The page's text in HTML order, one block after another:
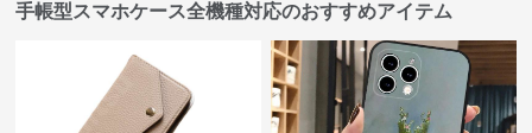
手帳型スマホケース全機種対応のおすすめアイテム